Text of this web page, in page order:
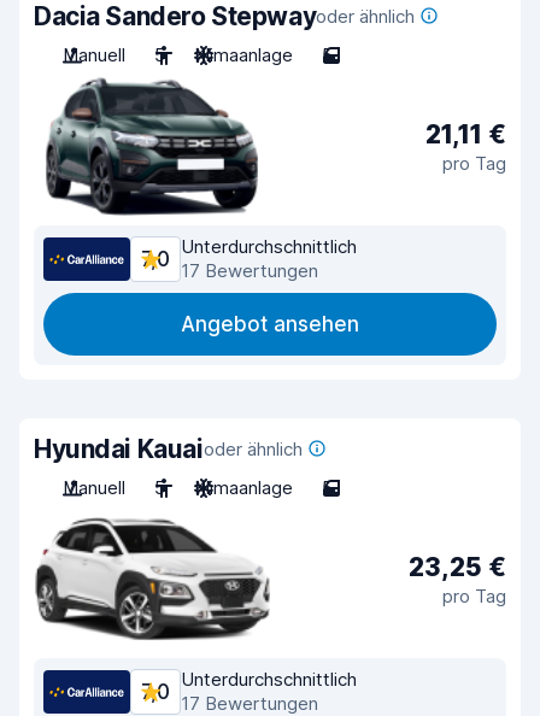
Dacia Sandero Stepwayoder ähnlich
Manuell
5 Klimaanlage 5
21,11 €
pro Tag
7,0
Unterdurchschnittlich
17 Bewertungen
Angebot ansehen
Hyundai Kauaioder ähnlich
Manuell
5 Klimaanlage 5
23,25 €
pro Tag
7,0
Unterdurchschnittlich
17 Bewertungen